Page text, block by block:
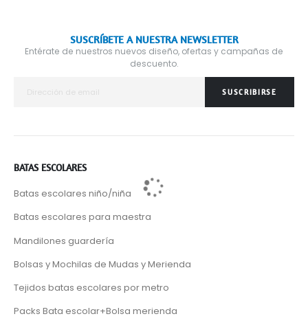
SUSCRÍBETE A NUESTRA NEWSLETTER
Entérate de nuestros nuevos diseño, ofertas y campañas de
descuento.
SUSCRIBIRSE
BATAS ESCOLARES
Batas escolares niño/niña
Batas escolares para maestra
Mandilones guardería
Bolsas y Mochilas de Mudas y Merienda
Tejidos batas escolares por metro
Packs Bata escolar+Bolsa merienda